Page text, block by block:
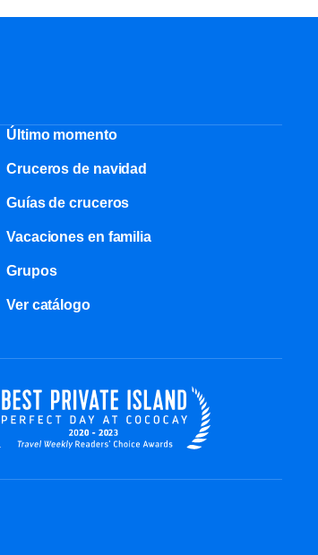
Último momento
Cruceros de navidad
Guías de cruceros
Vacaciones en familia
Grupos
Ver catálogo